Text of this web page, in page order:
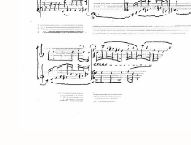
mijn account